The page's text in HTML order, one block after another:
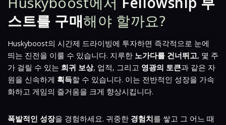
스트를 구매해야 할까요?
Huskyboost의 시간제 드라이빙에 투자하면 즉각적으로 눈에
띄는 진전을 이룰 수 있습니다. 지루한 노가다를 건너뛰고, 몇 주
가 걸릴 수 있는 희귀 보상, 업적, 그리고 영광의 토큰과 같은 자
원을 신속하게 획득할 수 있습니다. 이는 전반적인 성장을 가속
화하고 게임의 즐거움을 크게 향상시킵니다.
폭발적인 성장을 경험하세요. 귀중한 경험치를 쌓고 그 어느 때